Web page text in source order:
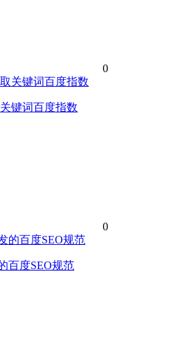
0
键词百度指数
0
百度SEO规范